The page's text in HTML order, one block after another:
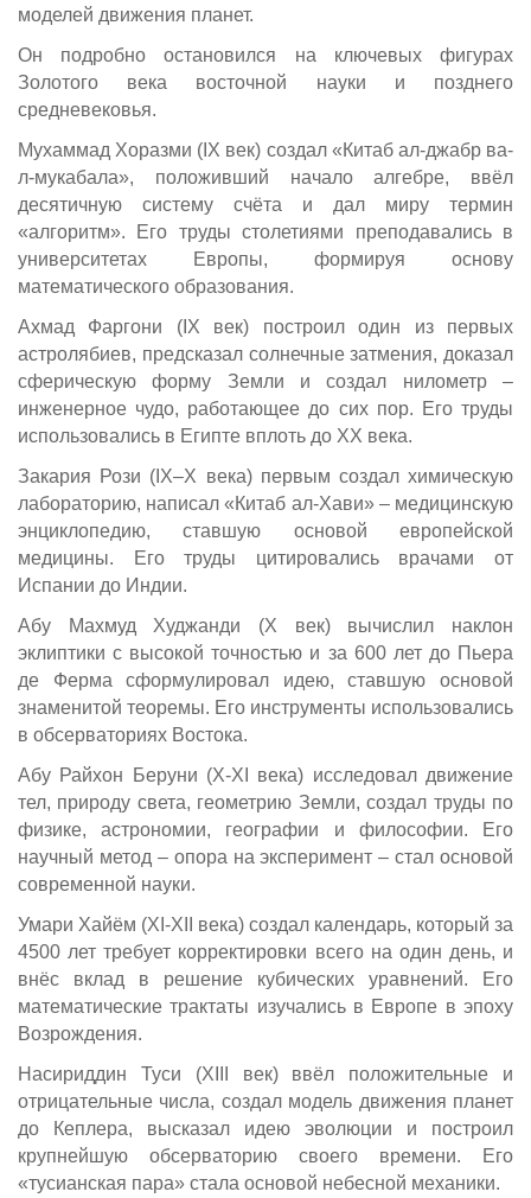
моделей движения планет.
Он подробно остановился на ключевых фигурах
Золотого века восточной науки и позднего
средневековья.
Мухаммад Хоразми (IX век) создал «Китаб ал-джабр ва-
л-мукабала», положивший начало алгебре, ввёл
десятичную систему счёта и дал миру термин
«алгоритм». Его труды столетиями преподавались в
университетах Европы, формируя основу
математического образования.
Ахмад Фаргони (IX век) построил один из первых
астролябиев, предсказал солнечные затмения, доказал
сферическую форму Земли и создал нилометр –
инженерное чудо, работающее до сих пор. Его труды
использовались в Египте вплоть до XX века.
Закария Рози (IX–X века) первым создал химическую
лабораторию, написал «Китаб ал-Хави» – медицинскую
энциклопедию, ставшую основой европейской
медицины. Его труды цитировались врачами от
Испании до Индии.
Абу Махмуд Худжанди (X век) вычислил наклон
эклиптики с высокой точностью и за 600 лет до Пьера
де Ферма сформулировал идею, ставшую основой
знаменитой теоремы. Его инструменты использовались
в обсерваториях Востока.
Абу Райхон Беруни (X-XI века) исследовал движение
тел, природу света, геометрию Земли, создал труды по
физике, астрономии, географии и философии. Его
научный метод – опора на эксперимент – стал основой
современной науки.
Умари Хайём (XI-XII века) создал календарь, который за
4500 лет требует корректировки всего на один день, и
внёс вклад в решение кубических уравнений. Его
математические трактаты изучались в Европе в эпоху
Возрождения.
Насириддин Туси (XIII век) ввёл положительные и
отрицательные числа, создал модель движения планет
до Кеплера, высказал идею эволюции и построил
крупнейшую обсерваторию своего времени. Его
«тусианская пара» стала основой небесной механики.